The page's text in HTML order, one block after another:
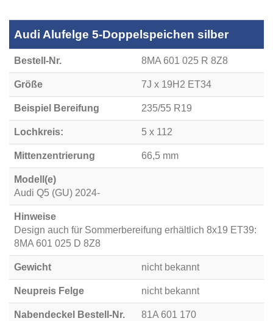
Audi Alufelge 5-Doppelspeichen silber
Bestell-Nr. 8MA 601 025 R 8Z8
Größe 7J x 19H2 ET34
Beispiel Bereifung 235/55 R19
Lochkreis: 5 x 112
Mittenzentrierung 66,5 mm
Modell(e)
Audi Q5 (GU) 2024-
Hinweise
Design auch für Sommerbereifung erhältlich 8x19 ET39:
8MA 601 025 D 8Z8
Gewicht nicht bekannt
Neupreis Felge nicht bekannt
Nabendeckel Bestell-Nr. 81A 601 170